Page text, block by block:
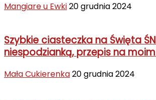
Mangiare u Ewki20 grudnia 2024
Szybkie ciasteczka na Święta
niespodzianką, przepis na
Mała Cukierenka20 grudnia 2024